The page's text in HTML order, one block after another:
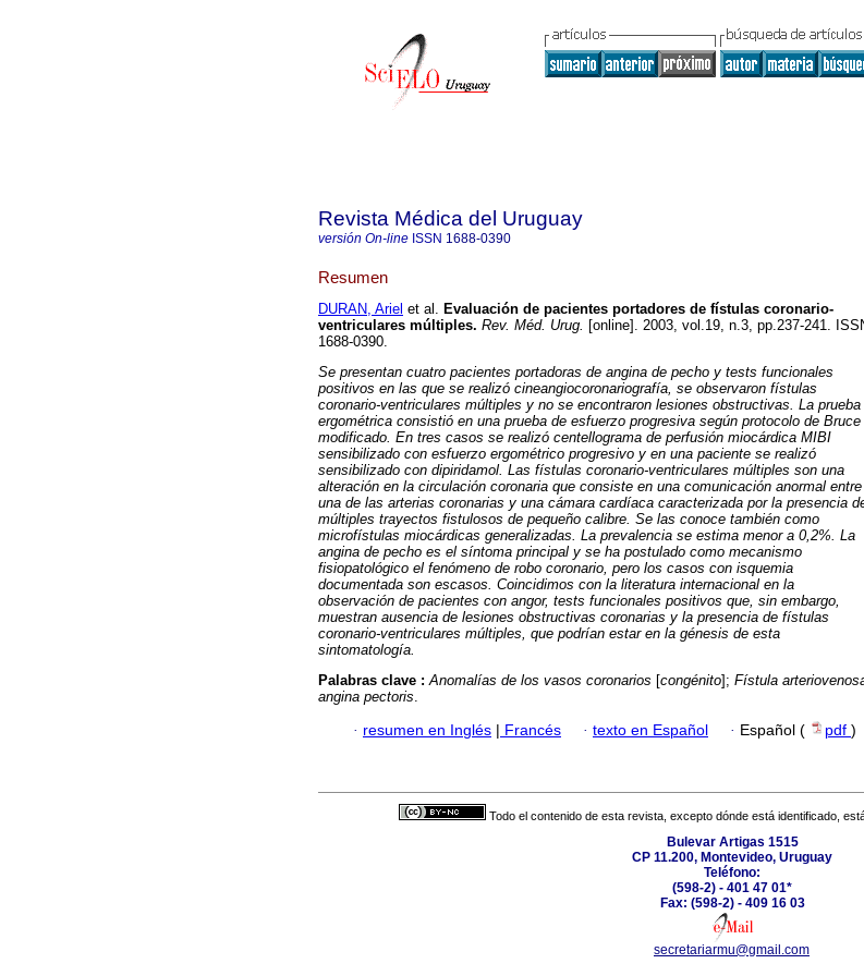
Revista Médica del Uruguay
versión On-line ISSN 1688-0390
Resumen
DURAN, Ariel et al. Evaluación de pacientes portadores de fístulas coronario-
ventriculares múltiples. Rev. Méd. Urug. [online]. 2003, vol.19, n.3, pp.237-241.
1688-0390.
Se presentan cuatro pacientes portadoras de angina de pecho y tests funcionales
positivos en las que se realizó cineangiocoronariografía, se observaron fístulas
coronario-ventriculares múltiples y no se encontraron lesiones obstructivas. La prueba
ergométrica consistió en una prueba de esfuerzo progresiva según protocolo de Bruce
modificado. En tres casos se realizó centellograma de perfusión miocárdica MIBI
sensibilizado con esfuerzo ergométrico progresivo y en una paciente se realizó
sensibilizado con dipiridamol. Las fístulas coronario-ventriculares múltiples son una
alteración en la circulación coronaria que consiste en una comunicación anormal entre
una de las arterias coronarias y una cámara cardíaca caracterizada por la presencia
múltiples trayectos fistulosos de pequeño calibre. Se las conoce también como
microfístulas miocárdicas generalizadas. La prevalencia se estima menor a 0,2%. La
angina de pecho es el síntoma principal y se ha postulado como mecanismo
fisiopatológico el fenómeno de robo coronario, pero los casos con isquemia
documentada son escasos. Coincidimos con la literatura internacional en la
observación de pacientes con angor, tests funcionales positivos que, sin embargo,
muestran ausencia de lesiones obstructivas coronarias y la presencia de fístulas
coronario-ventriculares múltiples, que podrían estar en la génesis de esta
sintomatología.
Palabras clave :Anomalías de los vasos coronarios [congénito]; Fístula
angina pectoris.
· resumen en Inglés | Francés · texto en Español · Español ( pdf )
Todo el contenido de esta revista, excepto dónde está identificado,
Bulevar Artigas 1515
CP 11.200, Montevideo, Uruguay
Teléfono:
(598-2) - 401 47 01*
Fax: (598-2) - 409 16 03
secretariarmu@gmail.com